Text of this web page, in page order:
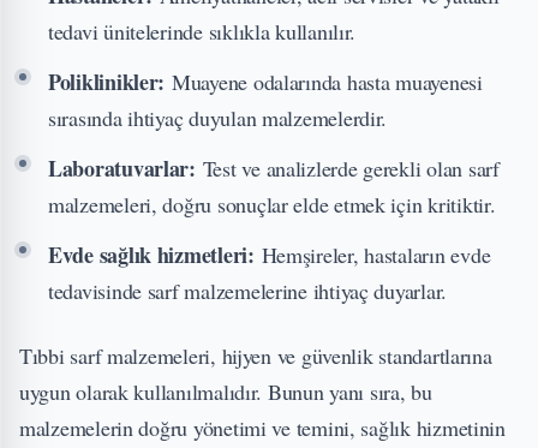
tedavi ünitelerinde sıklıkla kullanılır.
Poliklinikler: Muayene odalarında hasta muayenesi
sırasında ihtiyaç duyulan malzemelerdir.
Laboratuvarlar: Test ve analizlerde gerekli olan sarf
malzemeleri, doğru sonuçlar elde etmek için kritiktir.
Evde sağlık hizmetleri: Hemşireler, hastaların evde
tedavisinde sarf malzemelerine ihtiyaç duyarlar.
Tıbbi sarf malzemeleri, hijyen ve güvenlik standartlarına
uygun olarak kullanılmalıdır. Bunun yanı sıra, bu
malzemelerin doğru yönetimi ve temini, sağlık hizmetinin